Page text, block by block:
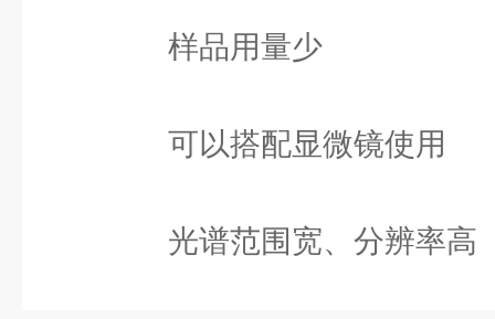
样品用量少
可以搭配显微镜使用
光谱范围宽、分辨率高